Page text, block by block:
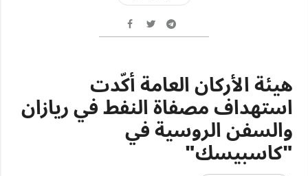
هيئة الأركان العامة أكّدت
استهداف مصفاة النفط في ريازان
والسفن الروسية في
"كاسبيسك"